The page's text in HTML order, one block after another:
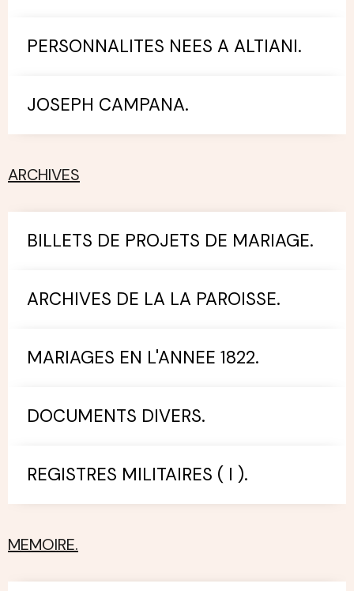
PERSONNALITES NEES A ALTIANI.
JOSEPH CAMPANA.
ARCHIVES
BILLETS DE PROJETS DE MARIAGE.
ARCHIVES DE LA LA PAROISSE.
MARIAGES EN L'ANNEE 1822.
DOCUMENTS DIVERS.
REGISTRES MILITAIRES ( I ).
MEMOIRE.